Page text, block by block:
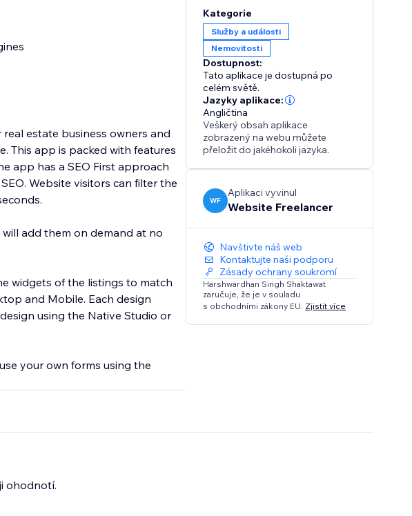
estate business owners and
This app is packed with features
app has a SEO First approach
Website visitors can filter the
add them on demand at no
widgets of the listings to match
and Mobile. Each design
using the Native Studio or
your own forms using the
Kategorie
Služby a události
Nemovitosti
Dostupnost:
Tato aplikace je dostupná po
celém světě.
Jazyky aplikace:
Angličtina
Veškerý obsah aplikace
zobrazený na webu můžete
přeložit do jakéhokoli jazyka.
WF
Aplikaci vyvinul
Website Freelancer
Navštivte náš web
Kontaktujte naši podporu
Zásady ochrany soukromí
Harshwardhan Singh Shaktawat
zaručuje, že je v souladu
s obchodními zákony EU. Zjistit více
ohodnotí.